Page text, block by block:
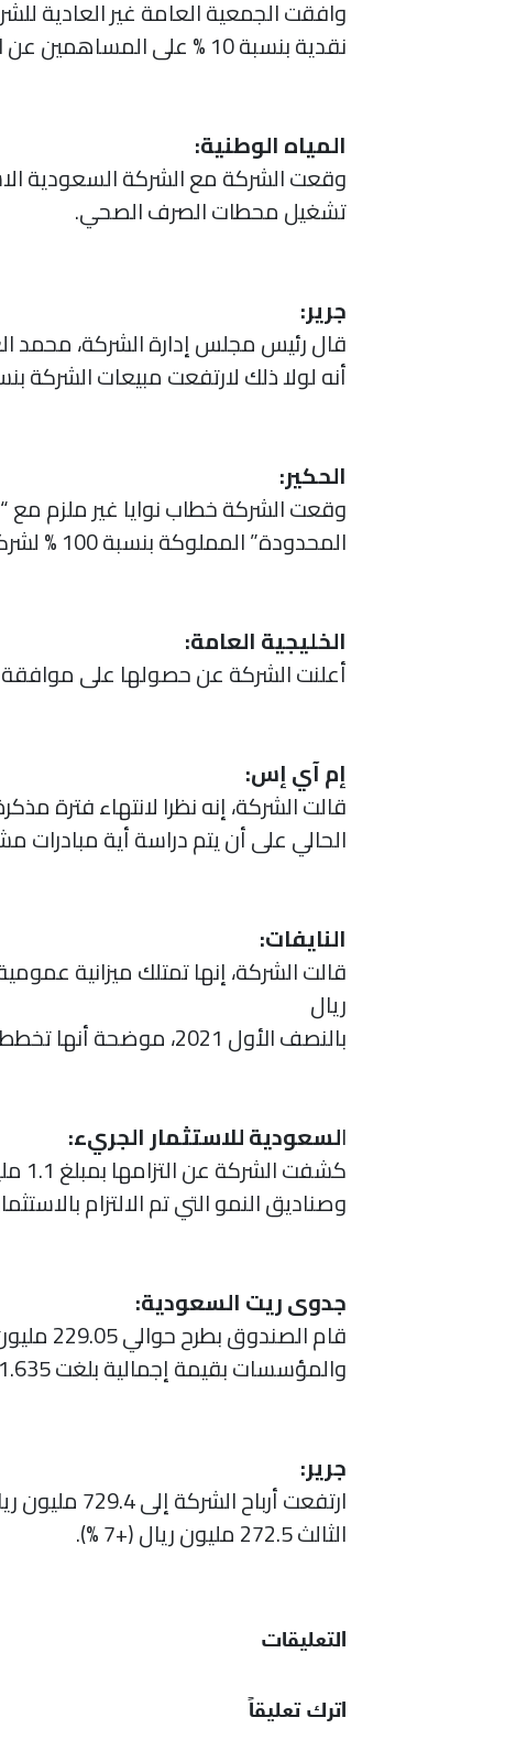
وافقت الجمعية العامة غير العادية
نقدية بنسبة 10 % على المساهمين عن الربع الثاني 2021.
المياه الوطنية:
وقعت الشركة مع الشركة السعودية
تشغيل محطات الصرف الصحي.
جرير:
قال رئيس مجلس إدارة الشركة، محمد
أنه لولا ذلك لارتفعت مبيعات الشركة بنسبة 10 %، متوقعا ارتفاع مبيعات الشركة وأرباحها في الربع الرابع من
الحكير:
المحدودة” المملوكة بنسبة 100 % لشركة “ريتيل جروب الأمريكية المحدودة”، التابعة بالكامل لشركة “الحكير”.
الخليجية العامة:
أعلنت الشركة عن حصولها على موافقة
إم آي إس:
قالت الشركة، إنه نظرا لانتهاء فترة
الحالي على أن يتم دراسة أية مبادرات
النايفات:
ريال
بالنصف الأول 2021، موضحة أنها تخطط لتوسيع محفظة منتجاتها لتشمل المدفوعات، وتمويل نقاط البيع، والمحافظ الإلكترونية.
السعودية للاستثمار الجريء:
وصناديق النمو التي تم الالتزام بالاستثمار فيها
جدوى ريت السعودية:
والمؤسسات بقيمة إجمالية بلغت 1.635 مليار ريال سعودي، ما أدى إلى تغطية الاكتتاب النقدي بنسبة 714 %.
جرير:
ارتفعت أرباح الشركة إلى 729.4 مليون ريال (+2 %) بنهاية التسعة أشهر الأولى 2021.. وبلغت أرباح الربع
الثالث 272.5 مليون ريال (+7 %).
التعليقات
اترك تعليقاً